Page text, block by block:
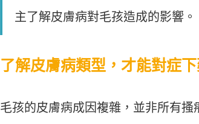
主了解皮膚病對毛孩造成的影響。
了解皮膚病類型，才能對症
毛孩的皮膚病成因複雜，並非所有